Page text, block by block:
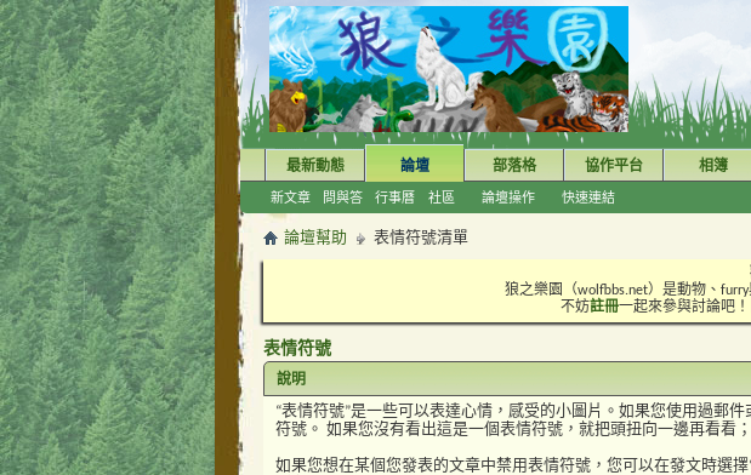
最新動態 論壇
新文章 問與答 行事曆 社區 論壇操作 快速連結
部落格 協作平台 相簿
論壇幫助 表情符號清單
狼之樂園（wolfbbs.net）是動物、
不妨註冊一起來參與討論吧！
表情符號
說明
“表情符號”是一些可以表達心情，感受的小圖片。如果您使用過郵
符號。 如果您沒有看出這是一個表情符號，就把頭扭向一邊再看看
如果您想在某個您發表的文章中禁用表情符號，您可以在發文時選